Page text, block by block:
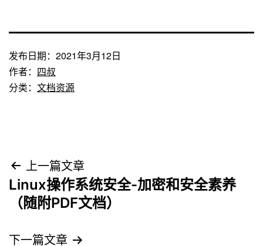
发布日期： 2021年3月12日
作者： 四叔
分类： 文档资源
文
章
上一篇文章
Linux操作系统安全-加密和安全素养
（随附PDF文档）
下一篇文章